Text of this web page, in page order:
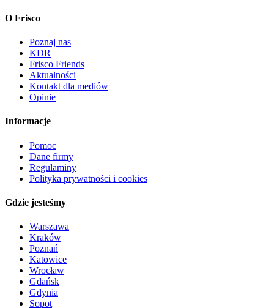
O Frisco
Poznaj nas
KDR
Frisco Friends
Aktualności
Kontakt dla mediów
Opinie
Informacje
Pomoc
Dane firmy
Regulaminy
Polityka prywatności i cookies
Gdzie jesteśmy
Warszawa
Kraków
Poznań
Katowice
Wrocław
Gdańsk
Gdynia
Sopot